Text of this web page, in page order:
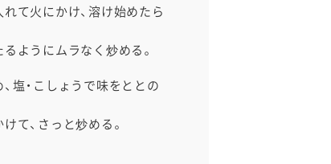
て火にかけ、溶け始めたら
ようにムラなく炒める。
塩・こしょうで味をととの
て、さっと炒める。